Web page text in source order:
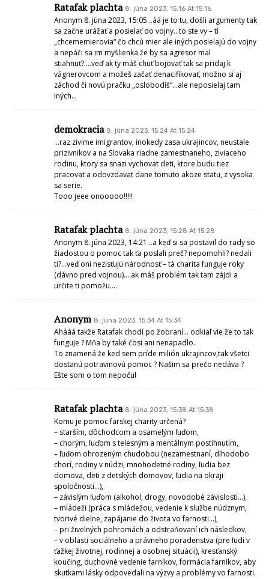
Ratafak plachta 8. júna 2023, 15:16 At 15:16
Anonym 8. júna 2023, 15:05…áá je to tu, došli argumenty tak
sa začne urážať a posielať do vojny…to ste vy – tí
„chcememierovia“ čo chcú mier ale iných posielajú do vojny
a nepáči sa im myšlienka že by sa agresor mal
stiahnuť?….veď ak ty máš chuť bojovať tak sa pridaj k
vágnerovcom a možeš začať denacifikovať, možno si aj
záchod či novú pračku „oslobodíš“…ale neposielaj tam
iných…
demokracia 8. júna 2023, 15:24 At 15:24
…raz zivime imigrantov, inokedy zasa ukrajincov, neustale
prizivnikov a na Slovaka riadne zamestnaneho, ziviaceho
rodinu, ktory sa snazi vychovat deti, ktore budu tiez
pracovat a odovzdavat dane tomuto akoze statu, z vysoka
sa serie.
Tooo jeee onooooo!!!!!
Ratafak plachta 8. júna 2023, 15:28 At 15:28
Anonym 8. júna 2023, 14:21…a keď si sa postavil do rady so
žiadostou o pomoc tak ťa poslali preč? nepomohli? nedali
ti?…veď oni nezisťujú národnosť – tá charita funguje roky
(dávno pred vojnou)….ak máš problém tak tam zájdi a
určite ti pomožu….
Anonym 8. júna 2023, 15:34 At 15:34
Ahááá takže Ratafak chodí po žobraní… odkiaľ vie že to tak
funguje ? Mňa by také čosi ani nenapadlo.
To znamená že ked sem príde milión ukrajincov,tak všetci
dostanú potravinovú pomoc ? Našim sa prečo nedáva ?
Ešte som o tom nepočul
Ratafak plachta 8. júna 2023, 15:38 At 15:38
Komu je pomoc farskej charity určená?
– starším, dôchodcom a osamelým ľuďom,
– chorým, ľuďom s telesným a mentálnym postihnutím,
– ľuďom ohrozeným chudobou (nezamestnaní, dlhodobo
chorí, rodiny v núdzi, mnohodetné rodiny, ľudia bez
domova, deti z detských domovov, ľudia na okraji
spoločnosti…),
– závislým ľuďom (alkohol, drogy, novodobé závislosti…),
– mládeži (práca s mládežou, vedenie k službe núdznym,
tvorivé dielne, zapájanie do života vo farnosti…),
– pri živelných pohromách a odstraňovaní ich následkov,
– v oblasti sociálneho a právneho poradenstva (pre ľudí v
ťažkej životnej, rodinnej a osobnej situácii), kresťanský
koučing, duchovné vedenie farníkov, formácia farníkov, aby
skutkami lásky odpovedali na výzvy a problémy vo farnosti.